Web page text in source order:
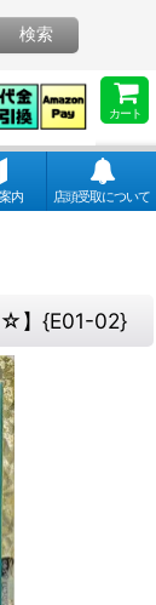
カート
検索
内 店頭受取について
☆】{E01-02}